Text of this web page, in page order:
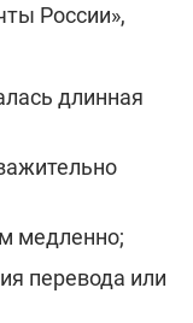
России»,
длинная
медленно;
перевода или